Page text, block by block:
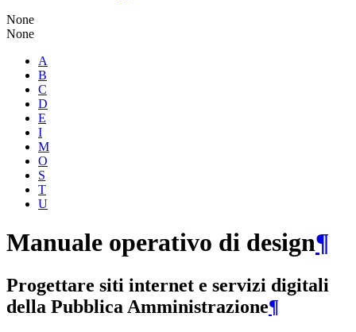
None
None
A
B
C
D
E
I
M
O
S
T
U
Manuale operativo di design¶
Progettare siti internet e servizi digitali
della Pubblica Amministrazione¶